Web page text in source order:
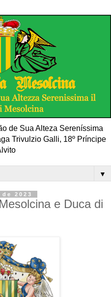
de Sua Alteza Sereníssima
Trivulzio Galli, 18º Príncipe
▼
2023
e Duca di